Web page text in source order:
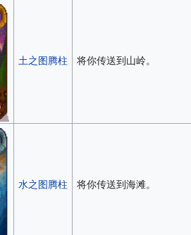
土之图腾柱 将你传送到山岭。
水之图腾柱 将你传送到海滩。